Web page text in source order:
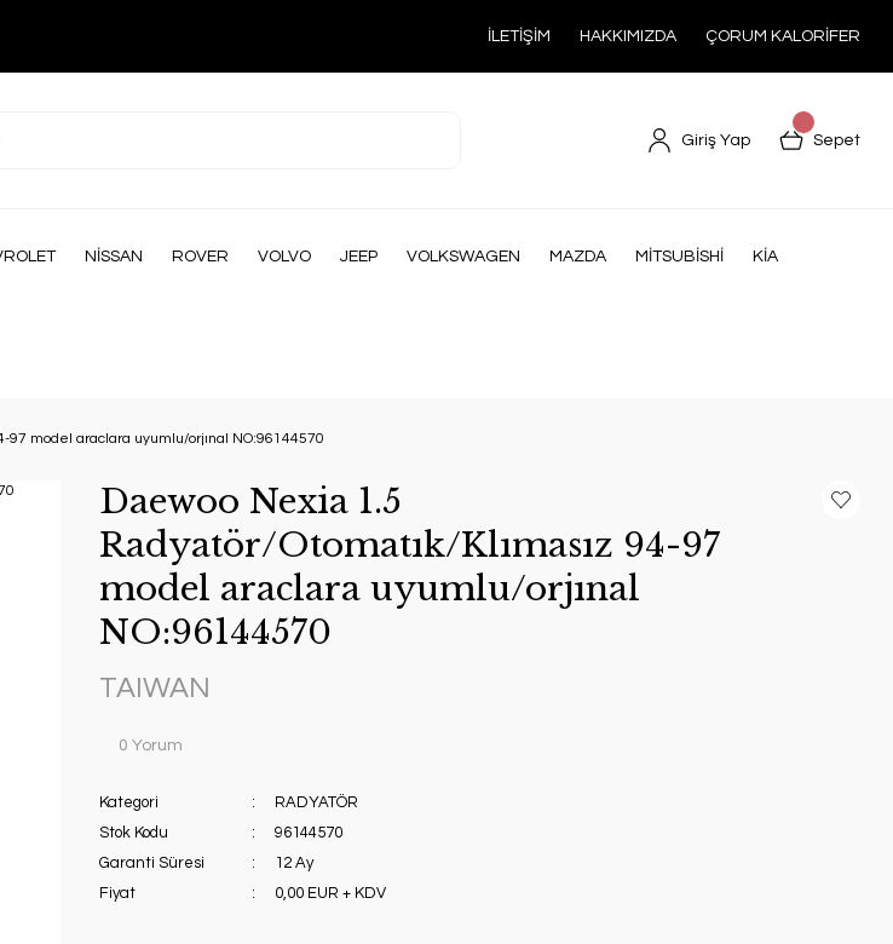
İLETİŞİM HAKKIMIZDA ÇORUM KALORİFER
Giriş Yap Sepet
NİSSAN ROVER VOLVO JEEP VOLKSWAGEN MAZDA MİTSUBİSHİ KİA
97 model araclara uyumlu/orjınal NO:96144570
Daewoo Nexia 1.5
Radyatör/Otomatık/Klımasız 94-97
model araclara uyumlu/orjınal
NO:96144570
TAIWAN
0 Yorum
Kategori
RADYATÖR
Stok Kodu
96144570
Garanti Süresi
12 Ay
Fiyat
0,00 EUR + KDV